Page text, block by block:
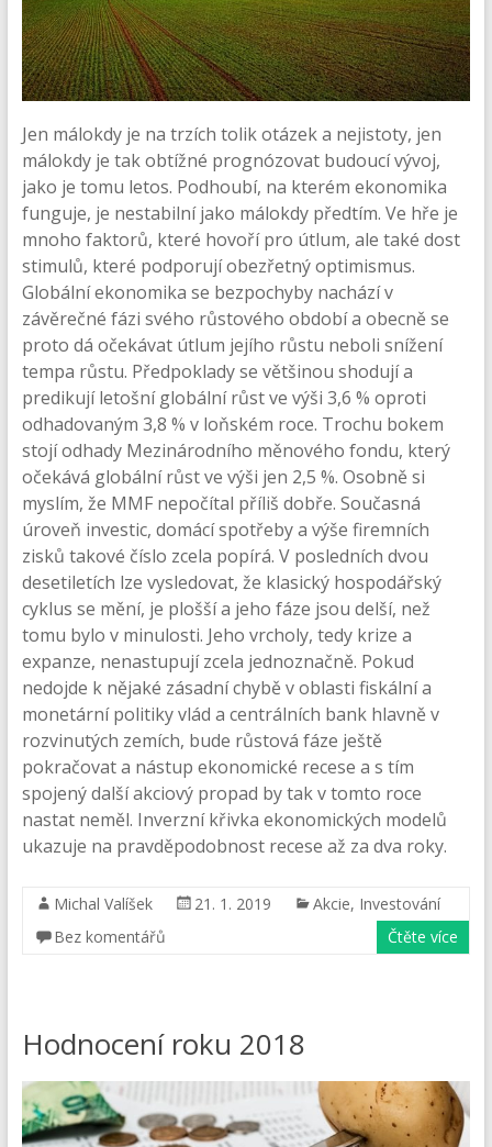
Jen málokdy je na trzích tolik otázek a nejistoty, jen
málokdy je tak obtížné prognózovat budoucí vývoj,
jako je tomu letos. Podhoubí, na kterém ekonomika
funguje, je nestabilní jako málokdy předtím. Ve hře je
mnoho faktorů, které hovoří pro útlum, ale také dost
stimulů, které podporují obezřetný optimismus.
Globální ekonomika se bezpochyby nachází v
závěrečné fázi svého růstového období a obecně se
proto dá očekávat útlum jejího růstu neboli snížení
tempa růstu. Předpoklady se většinou shodují a
predikují letošní globální růst ve výši 3,6 % oproti
odhadovaným 3,8 % v loňském roce. Trochu bokem
stojí odhady Mezinárodního měnového fondu, který
očekává globální růst ve výši jen 2,5 %. Osobně si
myslím, že MMF nepočítal příliš dobře. Současná
úroveň investic, domácí spotřeby a výše firemních
zisků takové číslo zcela popírá. V posledních dvou
desetiletích lze vysledovat, že klasický hospodářský
cyklus se mění, je plošší a jeho fáze jsou delší, než
tomu bylo v minulosti. Jeho vrcholy, tedy krize a
expanze, nenastupují zcela jednoznačně. Pokud
nedojde k nějaké zásadní chybě v oblasti fiskální a
monetární politiky vlád a centrálních bank hlavně v
rozvinutých zemích, bude růstová fáze ještě
pokračovat a nástup ekonomické recese a s tím
spojený další akciový propad by tak v tomto roce
nastat neměl. Inverzní křivka ekonomických modelů
ukazuje na pravděpodobnost recese až za dva roky.
Michal Valíšek 21. 1. 2019 Akcie, Investování
Bez komentářů
Čtěte více
Hodnocení roku 2018